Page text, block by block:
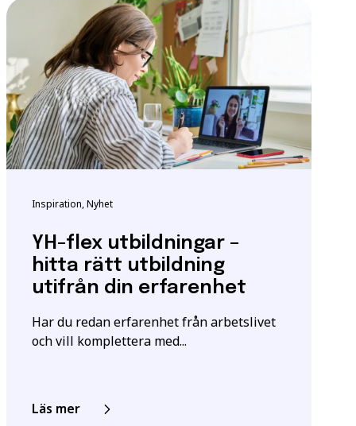
Inspiration, Nyhet
YH-flex utbildningar –
hitta rätt utbildning
utifrån din erfarenhet
Har du redan erfarenhet från arbetslivet
och vill komplettera med...
Läs mer
utbildningen.
samtyckesavtaletsom
Det innebär att du
Vissa
för
för att säkerställa